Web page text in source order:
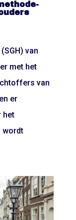
van
met het
van
er
het
wordt